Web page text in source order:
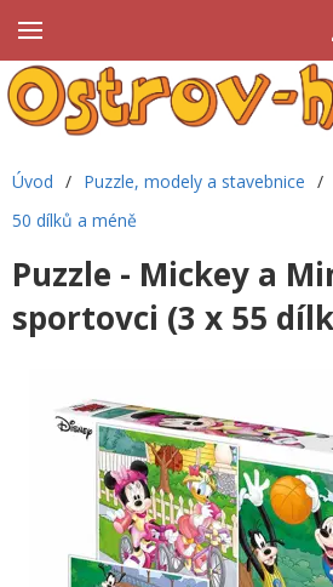
Úvod / Puzzle, modely a stavebnice /
50 dílků a méně
Puzzle - Mickey a
sportovci (3 x 55